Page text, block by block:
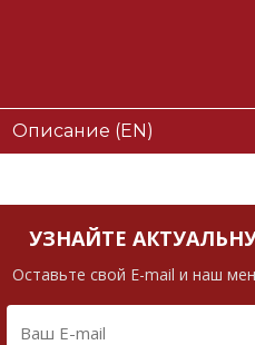
Описание (EN)
УЗНАЙТЕ
Оставьте свой E-mail и наш